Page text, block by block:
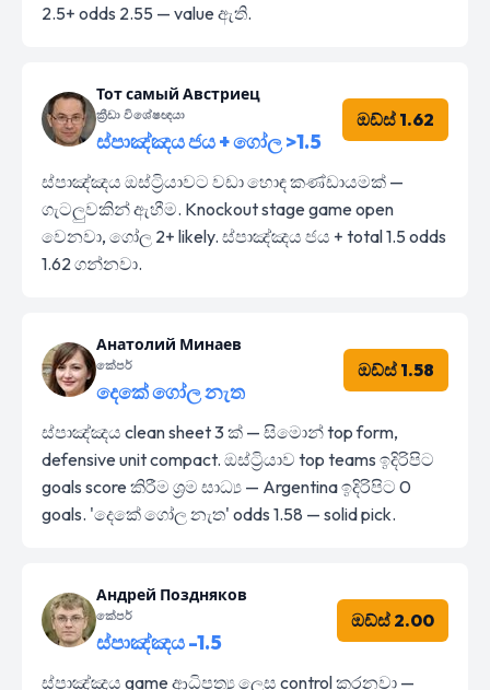
2.5+ odds 2.55 — value ඇති.
Тот самый Австриец
ක්‍රීඩා විශේෂඥයා
ස්පාඤ්ඤය ජය + ගෝල >1.5
ඔඩ්ස් 1.62
ස්පාඤ්ඤය ඔස්ට්‍රියාවට වඩා හොඳ කණ්ඩායමක් —
ගැටලුවකින් ඇහීම. Knockout stage game open
වෙනවා, ගෝල 2+ likely. ස්පාඤ්ඤය ජය + total 1.5 odds
1.62 ගන්නවා.
Анатолий Минаев
කේපර්
දෙකේ ගෝල නැත
ඔඩ්ස් 1.58
ස්පාඤ්ඤය clean sheet 3 ක් — සිමොන් top form,
defensive unit compact. ඔස්ට්‍රියාව top teams ඉදිරිපිට
goals score කිරීම ශ්‍රම සාධ්‍ය — Argentina ඉදිරිපිට 0
goals. 'දෙකේ ගෝල නැත' odds 1.58 — solid pick.
Андрей Поздняков
කේපර්
ස්පාඤ්ඤය -1.5
ඔඩ්ස් 2.00
ස්පාඤ්ඤය game ආධිපත්‍ය ලෙස control කරනවා —